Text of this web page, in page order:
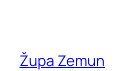
Župa Zemun